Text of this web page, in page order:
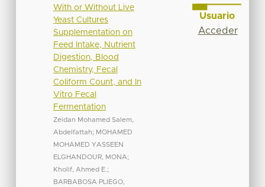
With or Without Live
Yeast Cultures
Supplementation on
Feed Intake, Nutrient
Digestion, Blood
Chemistry, Fecal
Coliform Count, and In
Vitro Fecal
Fermentation
Zeidan Mohamed Salem,
Abdelfattah; MOHAMED
MOHAMED YASSEEN
ELGHANDOUR, MONA;
Kholif, Ahmed E. ;
BARBABOSA PLIEGO,
Usuario
Acceder